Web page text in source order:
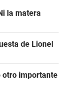
la matera
de Lionel
otro importante